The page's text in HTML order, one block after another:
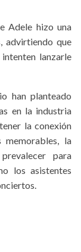
Adele hizo una
advirtiendo que
lanzarle
han planteado
en la industria
la conexión
memorables, la
para
los asistentes